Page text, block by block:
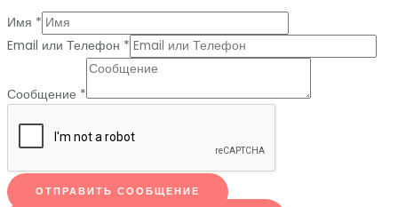
Имя *
Email или Телефон *
Сообщение *
ОТПРАВИТЬ СООБЩЕНИЕ